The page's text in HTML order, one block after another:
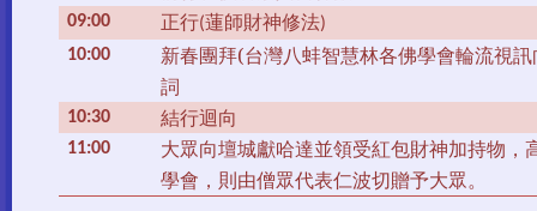
09:00 正行(蓮師財神修法)
10:00
新春團拜(台灣八蚌智慧林各佛學會輪流視
詞
10:30 結行迴向
11:00 大眾向壇城獻哈達並領受紅包財神加持物
學會，則由僧眾代表仁波切贈予大眾。